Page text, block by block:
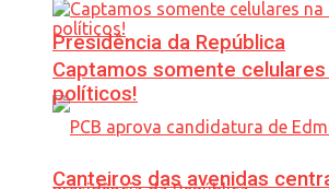
Presidência da República
Captamos somente
políticos!
Canteiros das avenidas